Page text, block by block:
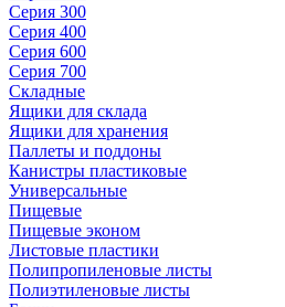
Серия 300
Серия 400
Серия 600
Серия 700
Складные
Ящики для склада
Ящики для хранения
Паллеты и поддоны
Канистры пластиковые
Универсальные
Пищевые
Пищевые эконом
Листовые пластики
Полипропиленовые листы
Полиэтиленовые листы